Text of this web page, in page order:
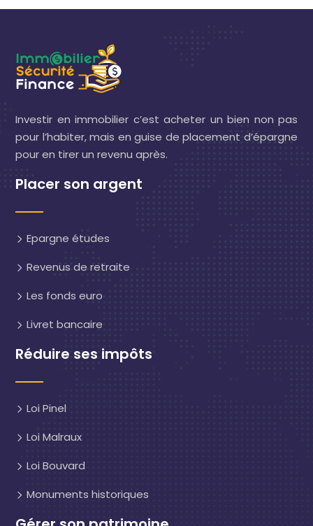
Investir en immobilier c’est acheter un bien non pas
pour l’habiter, mais en guise de placement d’épargne
pour en tirer un revenu après.
Placer son argent
Epargne études
Revenus de retraite
Les fonds euro
Livret bancaire
Réduire ses impôts
Loi Pinel
Loi Malraux
Loi Bouvard
Monuments historiques